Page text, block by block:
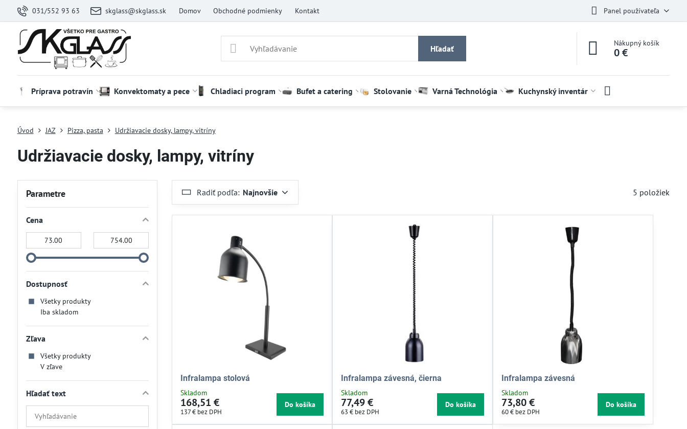
031/552 93 63 skglass@skglass.sk Domov Obchodné podmienky Kontakt Panel používateľa
Hľadať
Nákupný košík
0 €
Príprava potravín Konvektomaty a pece Chladiaci program Bufet a catering Stolovanie Varná Technológia Kuchynský inventár
Úvod JAZ Pizza, pasta Udržiavacie dosky, lampy, vitríny
Udržiavacie dosky, lampy, vitríny
Radiť podľa: Najnovšie 5 položiek
Infralampa stolová
Skladom
168,51 €
137 € bez DPH
Do košíka
Infralampa závesná, čierna
Skladom
77,49 €
63 € bez DPH
Do košíka
Infralampa závesná
Skladom
73,80 €
60 € bez DPH
Do košíka
Parametre
Cena
Dostupnosť
Všetky produkty
Iba skladom
Zľava
Všetky produkty
V zľave
Hľadať text
Prehľadať
výsledky